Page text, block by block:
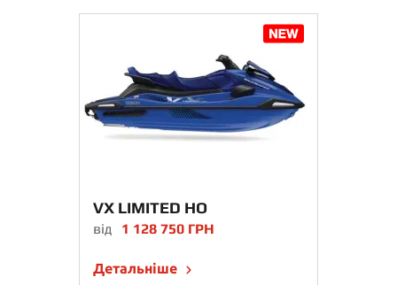
VX LIMITED HO
від 1 128 750 ГРН
Детальніше